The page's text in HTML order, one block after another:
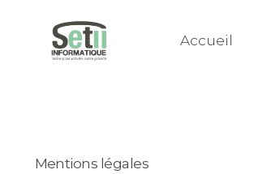
Accueil
Mentions légales